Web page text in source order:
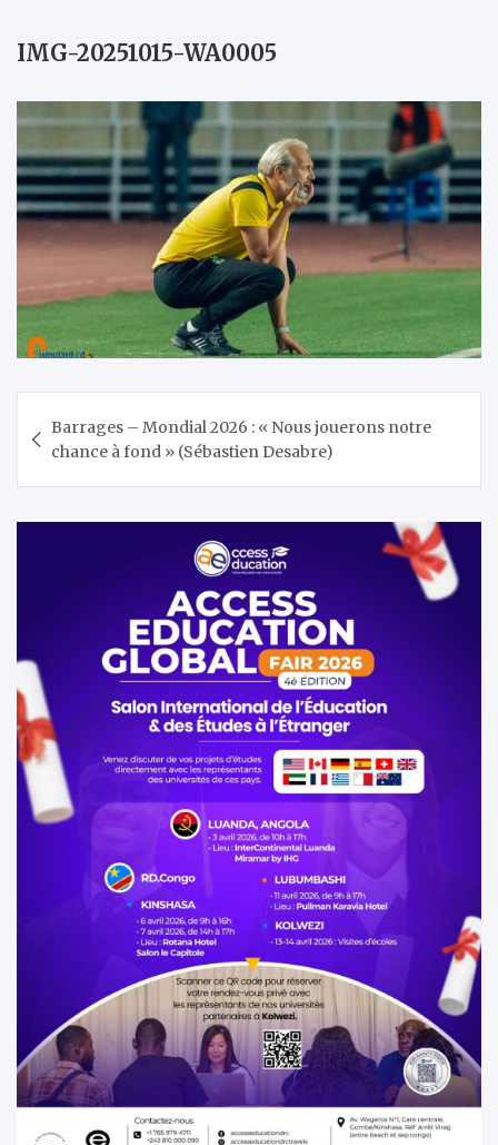
IMG-20251015-WA0005
de
l’article
Barrages – Mondial 2026 : « Nous jouerons notre
chance à fond » (Sébastien Desabre)